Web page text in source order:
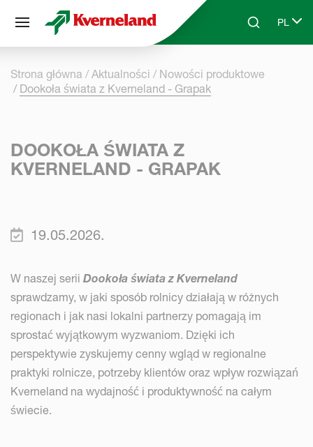
Skip to main contentSearchPL
Select
Strona główna Aktualności
Nowości produktowe
Dookoła świata z Kverneland - Grapak
DOOKOŁA ŚWIATA Z
KVERNELAND - GRAPAK
19.05.2026.
W naszej serii Dookoła świata z Kverneland
sprawdzamy, w jaki sposób rolnicy działają w różnych
regionach i jak nasi lokalni partnerzy pomagają im
sprostać wyjątkowym wyzwaniom. Dzięki ich
perspektywie zyskujemy cenny wgląd w regionalne
praktyki rolnicze, potrzeby klientów oraz wpływ rozwiązań
Kverneland na wydajność i produktywność na całym
świecie.
Panel zarządzania plikami cookies